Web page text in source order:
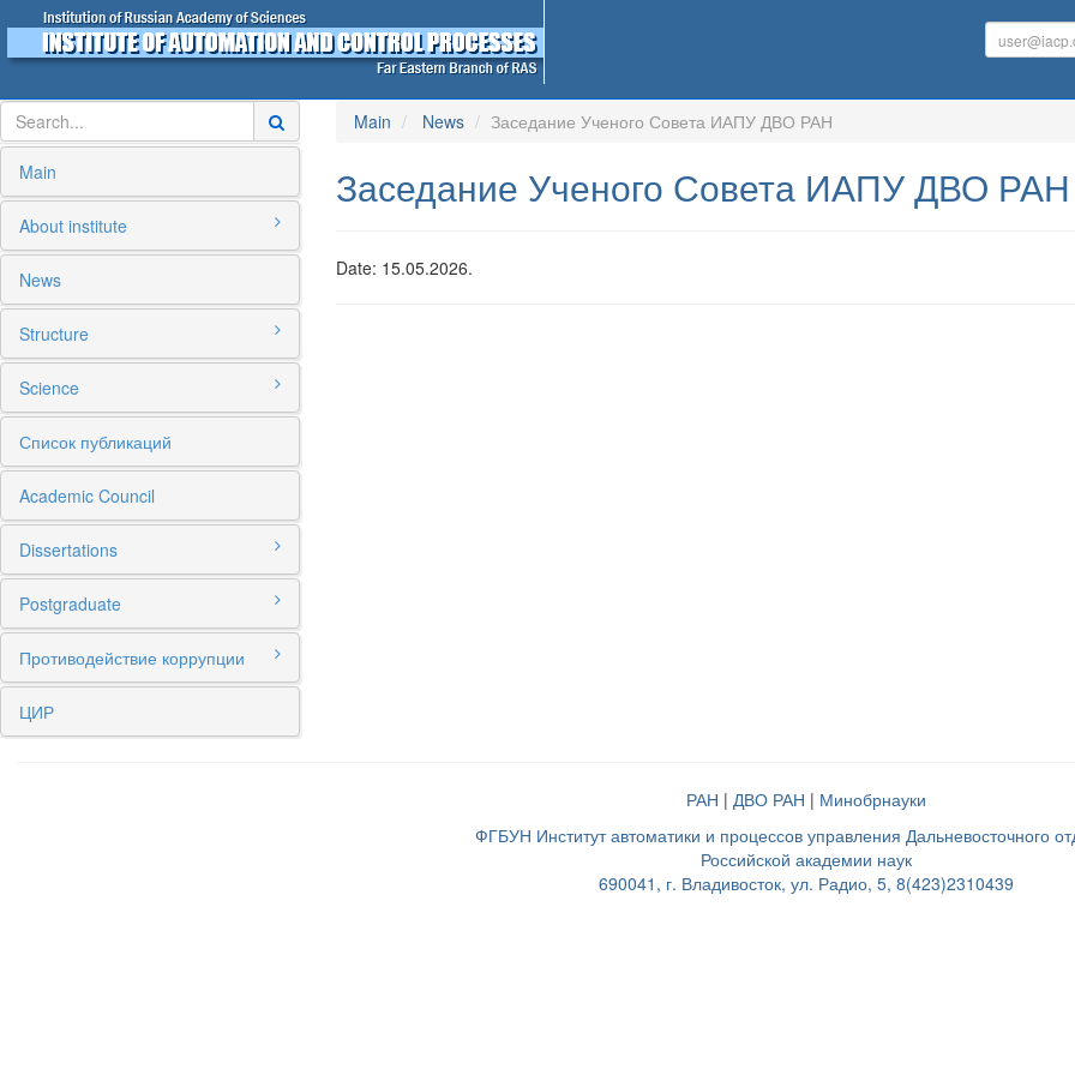
Main
About institute
News
Structure
Science
Список публикаций
Academic Council
Dissertations
Postgraduate
Противодействие коррупции
ЦИР
Main News Заседание Ученого Совета ИАПУ ДВО РАН
Заседание Ученого Совета ИАПУ ДВО РАН
Date: 15.05.2026.
РАН | ДВО РАН | Минобрнауки
ФГБУН Институт автоматики и процессов управления Дальневосточного
Российской академии наук
690041, г. Владивосток, ул. Радио, 5, 8(423)2310439